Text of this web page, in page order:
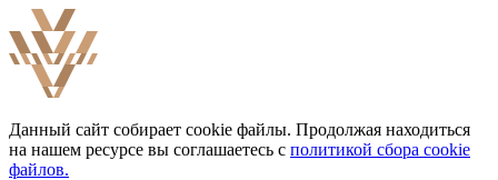
Данный сайт собирает cookie файлы. Продолжая находиться
на нашем ресурсе вы соглашаетесь с политикой сбора cookie
файлов.